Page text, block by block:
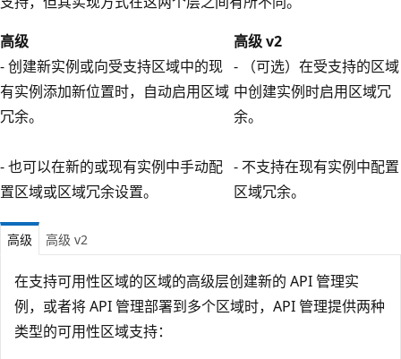
高级
高级 v2
- 创建新实例或向受支持区域中的现
有实例添加新位置时，自动启用区域
冗余。
- 也可以在新的或现有实例中手动配
置区域或区域冗余设置。
- （可选）在受支持的区域
中创建实例时启用区域冗
余。
- 不支持在现有实例中配置
区域冗余。
高级 高级 v2
在支持可用性区域的区域的高级层创建新的 API 管理实
例，或者将 API 管理部署到多个区域时，API 管理提供两种
类型的可用性区域支持：